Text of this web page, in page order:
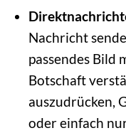
Nachricht
passendes Bild
Botschaft
auszudrücken,
oder einfach